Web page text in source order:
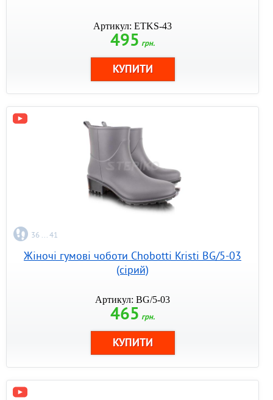
Артикул: ETKS-43
495 грн.
36 ... 41
Жіночі гумові чоботи Chobotti Kristi BG/5-03
(сірий)
Артикул: BG/5-03
465 грн.